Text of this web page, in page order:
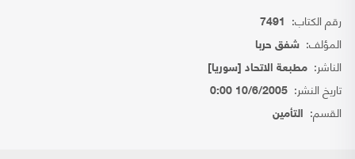
رقم الكتاب: 7491
المؤلف: شفق حربا
الناشر: مطبعة الاتحاد [سوريا]
تاريخ النشر: 10/6/2005 0:00
القسم: التأمين